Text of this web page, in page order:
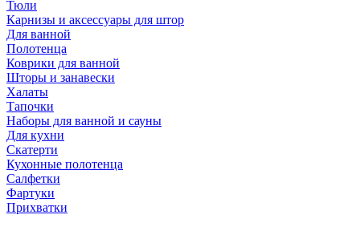
Тюли
Карнизы и аксессуары для штор
Для ванной
Полотенца
Коврики для ванной
Шторы и занавески
Халаты
Тапочки
Наборы для ванной и сауны
Для кухни
Скатерти
Кухонные полотенца
Салфетки
Фартуки
Прихватки